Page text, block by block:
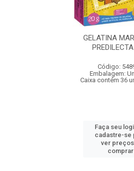
GELATINA
Código:
Embalagem:
Caixa contém 36
Faça seu
cadastre-se
ver
comprar